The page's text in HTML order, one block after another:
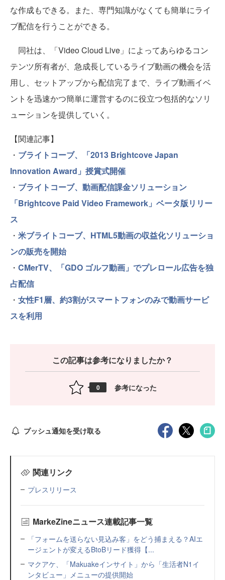
な作成もできる。また、専門知識がなくても簡単にライ
ブ配信を行うことができる。
同社は、「Video Cloud Live」によってあらゆるコン
テンツ所有者が、急成長しているライブ動画の機会を活
用し、セットアップから配信完了まで、ライブ動画イベ
ントを迅速かつ簡単に運営するのに役立つ包括的なソリ
ューションを提供していく。
【関連記事】
・ ブライトコーブ、「2013 Brightcove Japan
Innovation Award」授賞式開催
・ ブライトコーブ、動画配信課金ソリューション
「Brightcove Paid Video Framework」ベータ版リリー
ス
・ 米ブライトコーブ、HTML5動画の収益化ソリューショ
ンの販売を開始
・ CMerTV、「GDO ゴルフ動画」でプレロール広告を独
占配信
・ 女性F1層、約3割がスマートフォンのみで動画サービ
スを利用
この記事は参考になりましたか？
0 参考になった
プッシュ通知を受け取る
関連リンク
プレスリリース
MarkeZineニュース連載記事一覧
「フォームを送らない見込み客」をどう捕まえる？AIエ
ージェントが変えるBtoBリード獲得【...
マクアケ、「Makuakeインサイト」から「生活者N1イ
ンタビュー」メニューの提供開始